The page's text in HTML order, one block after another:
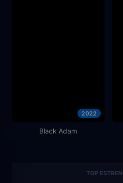
2022
Black Adam
TOP